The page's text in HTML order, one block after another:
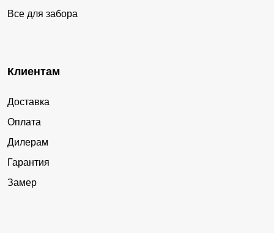
Все для забора
Клиентам
Доставка
Оплата
Дилерам
Гарантия
Замер